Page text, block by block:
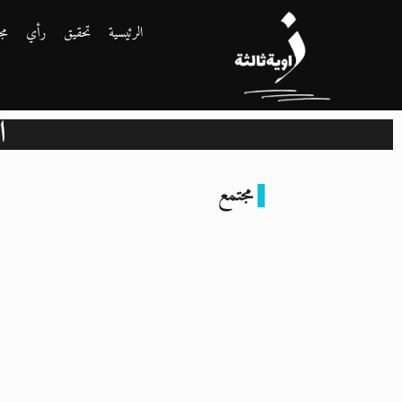
الرئيسية تحقيق رأي
مجتمع
أزمة بنج الأسنان